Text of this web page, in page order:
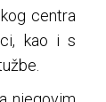
centra
kao i s